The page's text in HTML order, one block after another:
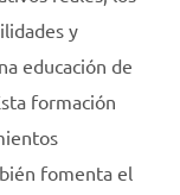
y
educación de
formación
fomenta el